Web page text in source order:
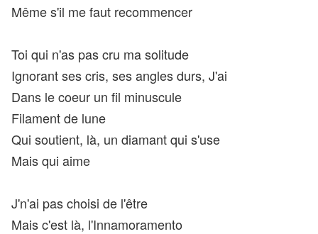
Même s'il me faut recommencer
Toi qui n'as pas cru ma solitude
Ignorant ses cris, ses angles durs, J'ai
Dans le coeur un fil minuscule
Filament de lune
Qui soutient, là, un diamant qui s'use
Mais qui aime
J'n'ai pas choisi de l'être
Mais c'est là, l'Innamoramento